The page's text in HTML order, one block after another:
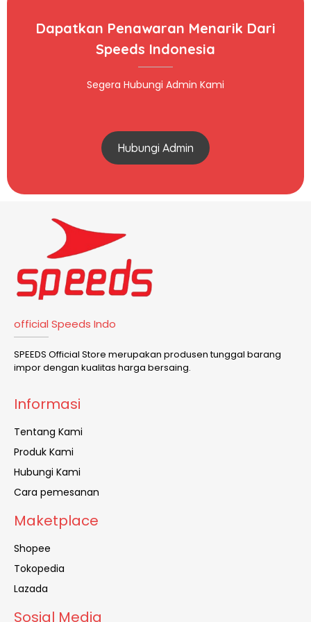
Dapatkan Penawaran Menarik Dari
Speeds Indonesia
Segera Hubungi Admin Kami
Hubungi Admin
official Speeds Indo
SPEEDS Official Store merupakan produsen tunggal barang
impor dengan kualitas harga bersaing.
Informasi
Tentang Kami
Produk Kami
Hubungi Kami
Cara pemesanan
Maketplace
Shopee
Tokopedia
Lazada
Sosial Media